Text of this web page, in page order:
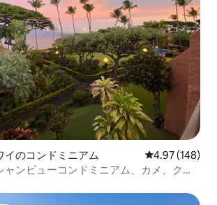
イのコンドミニアム レビュー148
4.97 (148)
ャンビューコンドミニアム、カメ、クジ